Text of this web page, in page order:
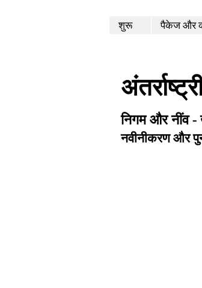
शुरू पैकेज और
निगम और नींव
नवीनीकरण और